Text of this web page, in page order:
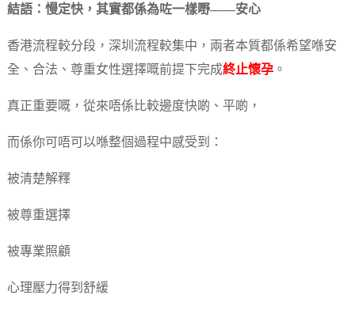
結語：慢定快，其實都係為咗一樣嘢——安心
香港流程較分段，深圳流程較集中，兩者本質都係希望喺安
全、合法、尊重女性選擇嘅前提下完成終止懷孕。
真正重要嘅，從來唔係比較邊度快啲、平啲，
而係你可唔可以喺整個過程中感受到：
被清楚解釋
被尊重選擇
被專業照顧
心理壓力得到舒緩